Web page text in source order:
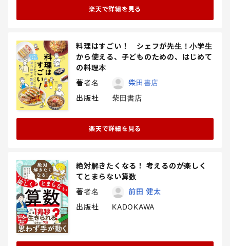
楽天で詳細を見る
料理はすごい！ シェフが先生！小学生
から使える、子どものための、はじめて
の料理本
著者名
柴田書店
出版社
柴田書店
楽天で詳細を見る
絶対解きたくなる！ 考えるのが楽しく
てとまらない算数
著者名
前田 健太
出版社
KADOKAWA